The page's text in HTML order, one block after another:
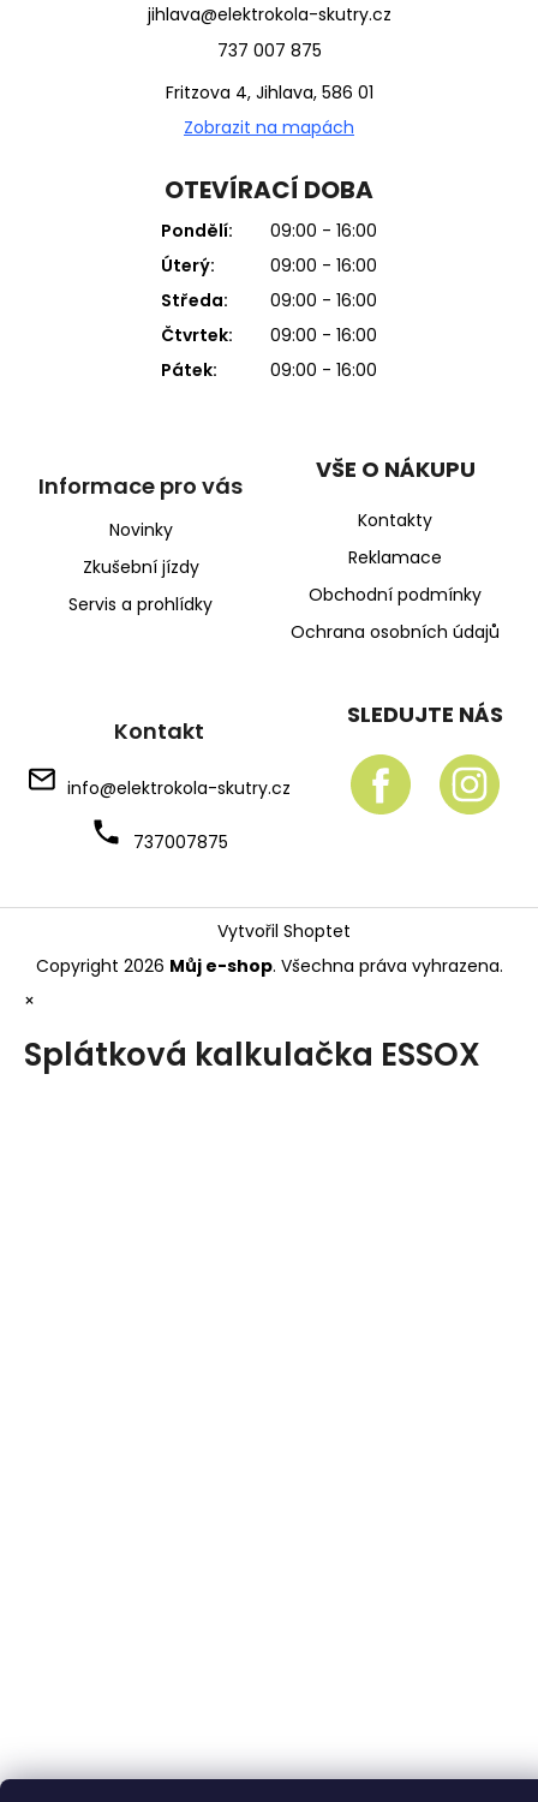
jihlava@elektrokola-skutry.cz
737 007 875
Fritzova 4, Jihlava, 586 01
Zobrazit na mapách
OTEVÍRACÍ DOBA
Pondělí:
09:00 - 16:00
Úterý:
09:00 - 16:00
Středa:
09:00 - 16:00
Čtvrtek:
09:00 - 16:00
Pátek:
09:00 - 16:00
Informace pro vás
Novinky
Zkušební jízdy
Servis a prohlídky
VŠE O NÁKUPU
Kontakty
Reklamace
Obchodní podmínky
Ochrana osobních údajů
Kontakt
info@elektrokola-skutry.cz
737007875
SLEDUJTE NÁS
Vytvořil Shoptet
Copyright 2026 Můj e-shop. Všechna práva vyhrazena.
×
Splátková kalkulačka ESSOX